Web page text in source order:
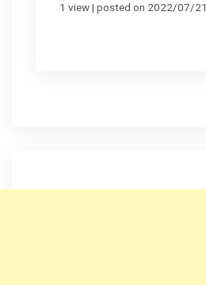
1 view| posted on 2022/07/21